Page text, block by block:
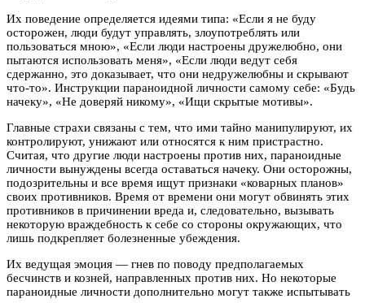
Их поведение определяется идеями типа: «Если я не буду
осторожен, люди будут управлять, злоупотреблять или
пользоваться мною», «Если люди настроены дружелюбно, они
пытаются использовать меня», «Если люди ведут себя
сдержанно, это доказывает, что они недружелюбны и скрывают
что-то». Инструкции параноидной личности самому себе: «Будь
начеку», «Не доверяй никому», «Ищи скрытые мотивы».
Главные страхи связаны с тем, что ими тайно манипулируют, их
контролируют, унижают или относятся к ним пристрастно.
Считая, что другие люди настроены против них, параноидные
личности вынуждены всегда оставаться начеку. Они осторожны,
подозрительны и все время ищут признаки «коварных планов»
своих противников. Время от времени они могут обвинять этих
противников в причинении вреда и, следовательно, вызывать
некоторую враждебность к себе со стороны окружающих, что
лишь подкрепляет болезненные убеждения.
Их ведущая эмоция — гнев по поводу предполагаемых
бесчинств и козней, направленных против них. Но некоторые
параноидные личности дополнительно могут также испытывать